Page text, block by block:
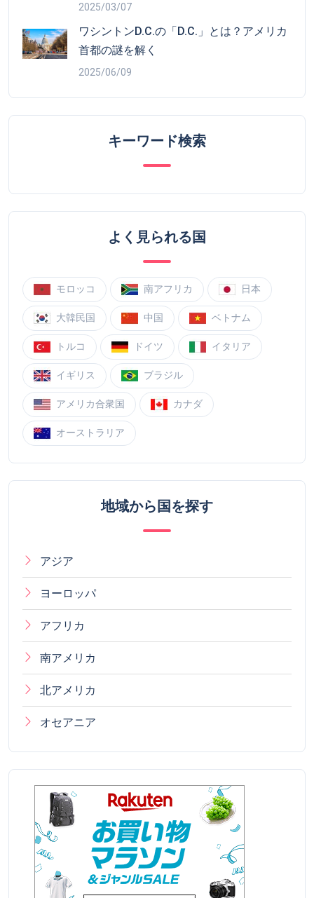
2025/03/07
ワシントンD.C.の「D.C.」とは？アメリカ
首都の謎を解く
2025/06/09
キーワード検索
よく見られる国
モロッコ 南アフリカ 日本
大韓民国 中国 ベトナム
トルコ ドイツ イタリア
イギリス ブラジル
アメリカ合衆国 カナダ
オーストラリア
地域から国を探す
アジア
ヨーロッパ
アフリカ
南アメリカ
北アメリカ
オセアニア